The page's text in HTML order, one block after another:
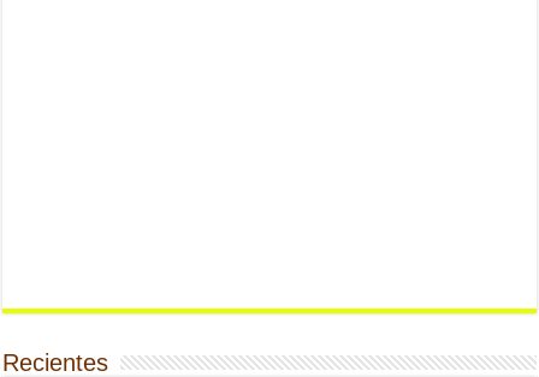
Recientes